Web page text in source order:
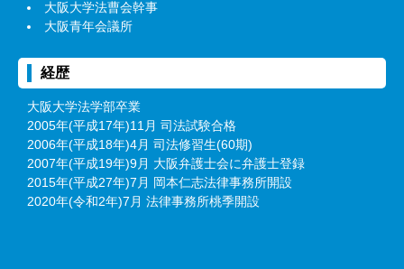
大阪大学法曹会幹事
大阪青年会議所
経歴
大阪大学法学部卒業
2005年(平成17年)11月 司法試験合格
2006年(平成18年)4月 司法修習生(60期)
2007年(平成19年)9月 大阪弁護士会に弁護士登録
2015年(平成27年)7月 岡本仁志法律事務所開設
2020年(令和2年)7月 法律事務所桃季開設